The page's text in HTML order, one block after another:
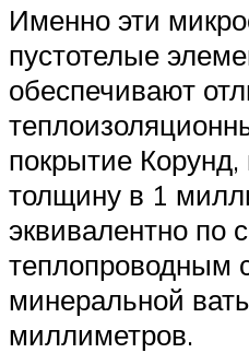
Именно эти
пустотелые
обеспечивают
покрытие
толщину в 1
эквивалентно по
теплопроводным
минеральной
миллиметров.